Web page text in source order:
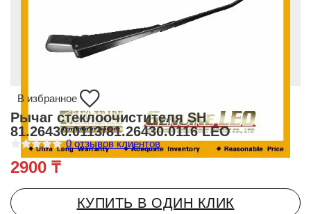
В избранное
Рычаг стеклоочистителя SH
81.26430.0113/81.26430.0116 LEO
ц
е
к
а
0отзывов клиентов
2900 ₸
КУПИТЬ В ОДИН КЛИК